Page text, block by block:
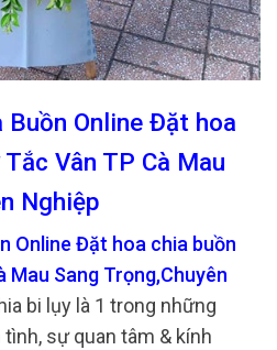
Buồn Online Đặt hoa
Vân TP Cà Mau
Nghiệp
Online Đặt hoa chia buồn
Mau Sang Trọng,Chuyên
bi lụy là 1 trong những
sự quan tâm & kính